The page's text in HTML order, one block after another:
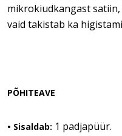
mikrokiudkangast
vaid takistab ka
PÕHITEAVE
• Sisaldab: 1 padjapüür.